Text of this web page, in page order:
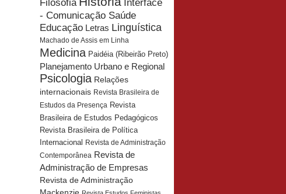
Filosofia
Interface
- Comunicação Saúde
Educação Letras Linguística
Machado de Assis em Linha
Medicina Paidéia (Ribeirão Preto)
Planejamento Urbano e Regional
Psicologia Relações
internacionais Revista Brasileira de
Estudos da Presença Revista
Brasileira de Estudos Pedagógicos
Revista Brasileira de Política
Internacional Revista de Administração
Contemporânea Revista de
Administração de Empresas
Revista de Administração